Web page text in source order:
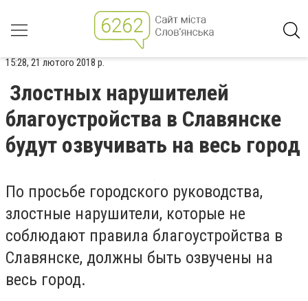
15:28, 21 лютого 2018 р.
Злостных нарушителей
благоустройства в Славянске
будут озвучивать на весь город
По просьбе городского руководства,
злостные нарушители, которые не
соблюдают правила благоустройства в
Славянске, должны быть озвучены на
весь город.